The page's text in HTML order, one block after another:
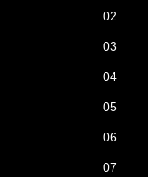
02
03
04
05
06
07